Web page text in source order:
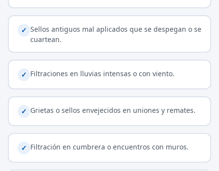
✓ Sellos antiguos mal aplicados que se despegan o se
cuartean.
✓ Filtraciones en lluvias intensas o con viento.
✓ Grietas o sellos envejecidos en uniones y remates.
✓ Filtración en cumbrera o encuentros con muros.